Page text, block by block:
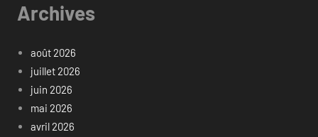
Archives
août 2026
juillet 2026
juin 2026
mai 2026
avril 2026